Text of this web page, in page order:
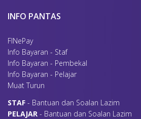
INFO PANTAS
FINePay
Info Bayaran - Staf
Info Bayaran - Pembekal
Info Bayaran - Pelajar
Muat Turun
STAF - Bantuan dan Soalan Lazim
PELAJAR - Bantuan dan Soalan Lazim